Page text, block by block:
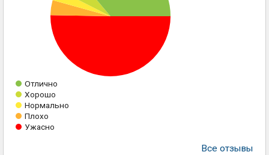
Отлично
Хорошо
Нормально
Плохо
Ужасно
Все отзывы